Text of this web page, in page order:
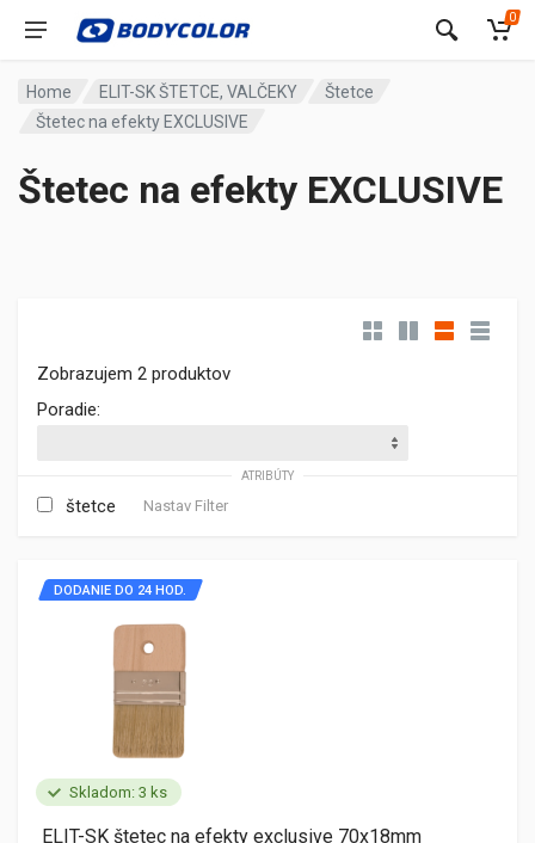
0
Home ELIT-SK ŠTETCE, VALČEKY
Štetce
Štetec na efekty EXCLUSIVE
Štetec na efekty EXCLUSIVE
Zobrazujem 2 produktov
Poradie:
ATRIBÚTY
štetce Nastav Filter
Skladom: 3 ks
DODANIE DO 24 HOD.
ELIT-SK štetec na efekty exclusive 70x18mm